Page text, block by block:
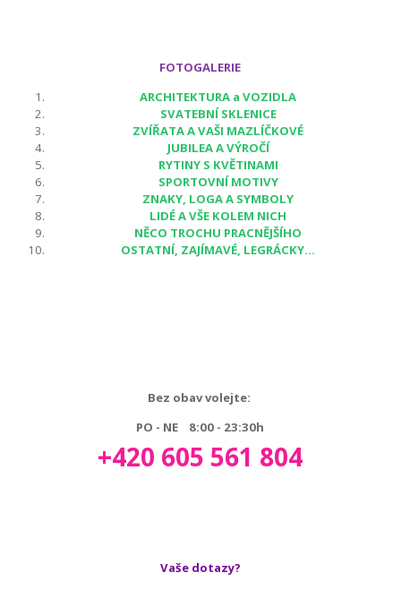
FOTOGALERIE
ARCHITEKTURA a VOZIDLA
SVATEBNÍ SKLENICE
ZVÍŘATA A VAŠI MAZLÍČKOVÉ
JUBILEA A VÝROČÍ
RYTINY S KVĚTINAMI
SPORTOVNÍ MOTIVY
ZNAKY, LOGA A SYMBOLY
LIDÉ A VŠE KOLEM NICH
NĚCO TROCHU PRACNĚJŠÍHO
OSTATNÍ, ZAJÍMAVÉ, LEGRÁCKY...
Bez obav volejte:
PO - NE 8:00 - 23:30h
+420 605 561 804
Vaše dotazy?